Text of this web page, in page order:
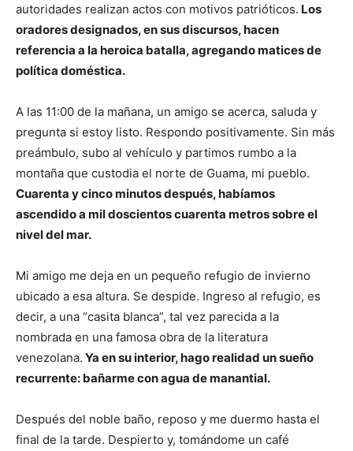
autoridades realizan actos con motivos patrióticos. Los
oradores designados, en sus discursos, hacen
referencia a la heroica batalla, agregando matices de
política doméstica.
A las 11:00 de la mañana, un amigo se acerca, saluda y
pregunta si estoy listo. Respondo positivamente. Sin más
preámbulo, subo al vehículo y partimos rumbo a la
montaña que custodia el norte de Guama, mi pueblo.
Cuarenta y cinco minutos después, habíamos
ascendido a mil doscientos cuarenta metros sobre el
nivel del mar.
Mi amigo me deja en un pequeño refugio de invierno
ubicado a esa altura. Se despide. Ingreso al refugio, es
decir, a una “casita blanca”, tal vez parecida a la
nombrada en una famosa obra de la literatura
venezolana. Ya en su interior, hago realidad un sueño
recurrente: bañarme con agua de manantial.
Después del noble baño, reposo y me duermo hasta el
final de la tarde. Despierto y, tomándome un café